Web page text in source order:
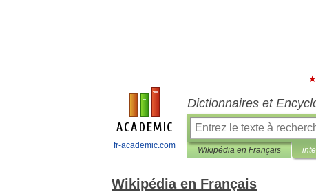
fr-academic.com
Dictionnaires et
Wikipédia en Français
Wikipédia en Français